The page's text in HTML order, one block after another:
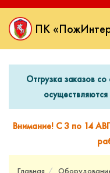
ПК
Отгрузка заказов
Внимание! С 3 по 14
Главная